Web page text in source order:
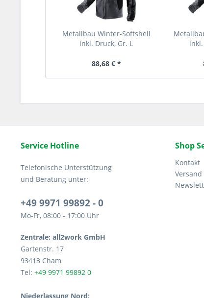
Metallbau Winter-Softshell
inkl. Druck, Gr. L
88,68 € *
inkl.
Service Hotline
Telefonische Unterstützung
und Beratung unter:
+49 9971 99892 - 0
Mo-Fr, 08:00 - 17:00 Uhr
Zentrale: all2work GmbH
Gartenstr. 17
93413 Cham
Tel: +49 9971 99892 0
Niederlassung Nord:
Shop
Kontakt